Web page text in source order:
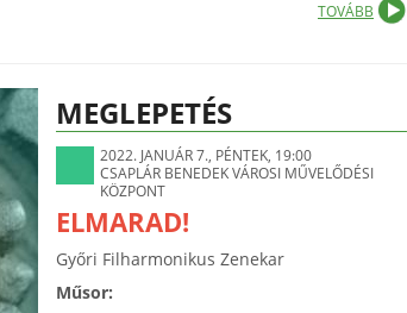
TOVÁBB
MEGLEPETÉS
2022. JANUÁR 7., PÉNTEK, 19:00
CSAPLÁR BENEDEK VÁROSI MŰVELŐDÉSI
KÖZPONT
ELMARAD!
Győri Filharmonikus Zenekar
Műsor: